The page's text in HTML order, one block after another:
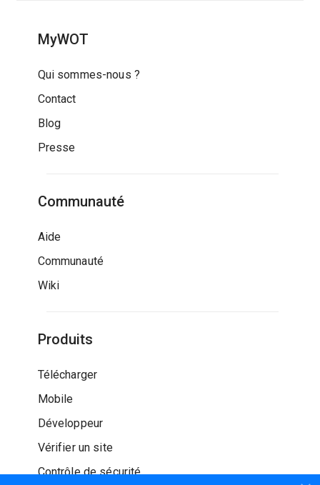
MyWOT
Qui sommes-nous ?
Contact
Blog
Presse
Communauté
Aide
Communauté
Wiki
Produits
Télécharger
Mobile
Développeur
Vérifier un site
Contrôle de sécurité